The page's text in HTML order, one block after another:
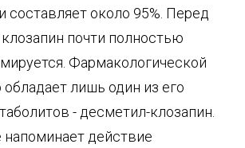
составляет около 95%. Перед
почти полностью
Фармакологической
лишь один из его
- десметил-клозапин.
напоминает действие